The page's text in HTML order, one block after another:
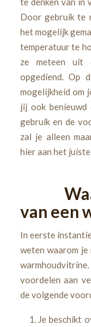
Door gebruik te
het mogelijk
temperatuur te
ze meteen uit
opgediend. Op
mogelijkheid om
jij ook
gebruik en de
zal je alleen
hier aan het
van een
In eerste
weten waarom je
voordelen aan
de volgende
Je beschikt